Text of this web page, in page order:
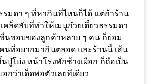
รมดา ๆ ที่หากินที่ไหนก็ได้ แต่ถ้าร้าน
คล็ดลับที่ทำให้เมนูก๋วยเตี๋ยวธรรมดา
ชื่นชอบของลูกค้าหลาย ๆ คน ก็ย่อม
ที่อยากมากินตลอด และร้านนี้ เส้น
นปู่โย่ง หน้าโรงพักช้างเผือก ก็ถือเป็น
กว่าเด็ดพอตัวเลยทีเดียว